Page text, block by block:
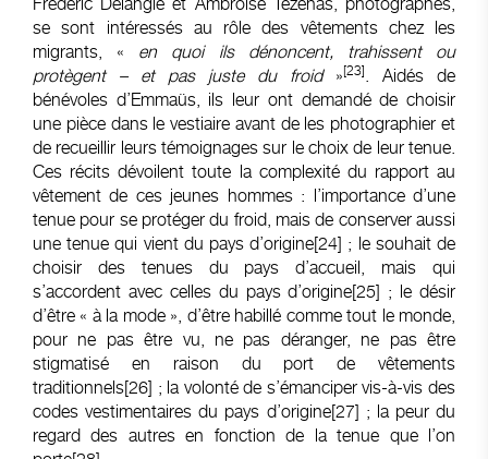
Frédéric Delangle et Ambroise Tézenas, photographes,
se sont intéressés au rôle des vêtements chez les
migrants, « en quoi ils dénoncent, trahissent ou
protègent – et pas juste du froid»[23]. Aidés de
bénévoles d’Emmaüs, ils leur ont demandé de choisir
une pièce dans le vestiaire avant de les photographier et
de recueillir leurs témoignages sur le choix de leur tenue.
Ces récits dévoilent toute la complexité du rapport au
vêtement de ces jeunes hommes : l’importance d’une
tenue pour se protéger du froid, mais de conserver aussi
une tenue qui vient du pays d’origine[24] ; le souhait de
choisir des tenues du pays d’accueil, mais qui
s’accordent avec celles du pays d’origine[25] ; le désir
d’être « à la mode », d’être habillé comme tout le monde,
pour ne pas être vu, ne pas déranger, ne pas être
stigmatisé en raison du port de vêtements
traditionnels[26] ; la volonté de s’émanciper vis-à-vis des
codes vestimentaires du pays d’origine[27] ; la peur du
regard des autres en fonction de la tenue que l’on